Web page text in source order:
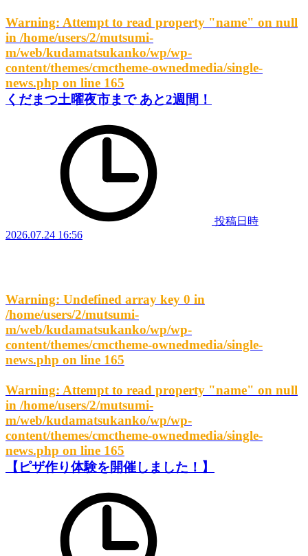
Warning: Attempt to read property "name" on null
in /home/users/2/mutsumi-
m/web/kudamatsukanko/wp/wp-
content/themes/cmctheme-ownedmedia/single-
news.php on line 165
くだまつ土曜夜市まで あと2週間！
投稿日時
2026.07.24 16:56
Warning: Undefined array key 0 in
/home/users/2/mutsumi-
m/web/kudamatsukanko/wp/wp-
content/themes/cmctheme-ownedmedia/single-
news.php on line 165
Warning: Attempt to read property "name" on null
in /home/users/2/mutsumi-
m/web/kudamatsukanko/wp/wp-
content/themes/cmctheme-ownedmedia/single-
news.php on line 165
【ピザ作り体験を開催しました！】